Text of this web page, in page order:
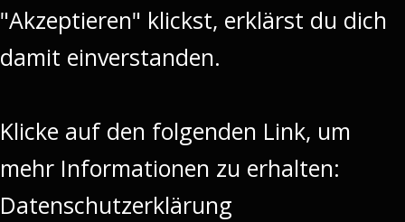
"Akzeptieren" klickst, erklärst du dich
damit einverstanden.
Klicke auf den folgenden Link, um
mehr Informationen zu erhalten:
Datenschutzerklärung